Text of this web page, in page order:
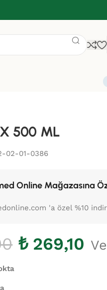
500 ML
02-01-0386
Online Mağazasına
'a özel %10
₺269,10